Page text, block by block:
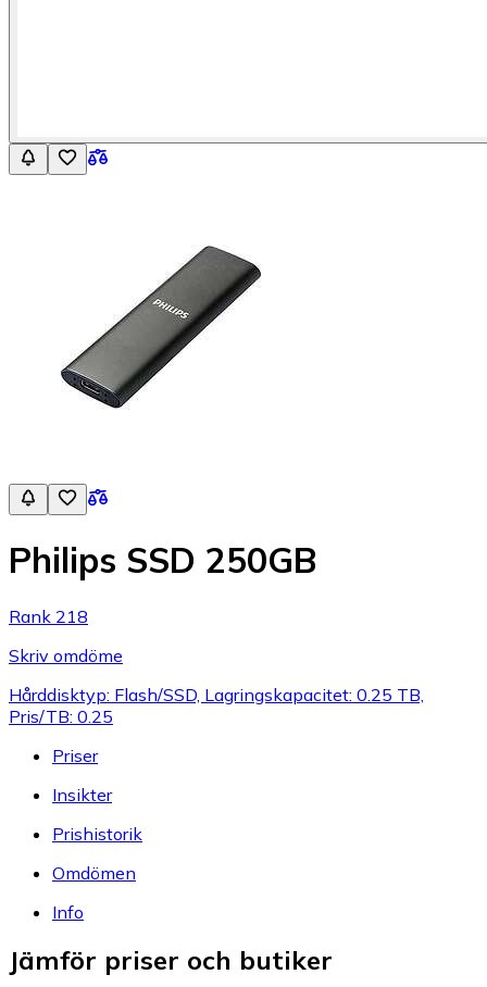
Philips SSD 250GB
Rank 218
Skriv omdöme
Hårddisktyp: Flash/SSD, Lagringskapacitet: 0.25 TB,
Pris/TB: 0.25
Priser
Insikter
Prishistorik
Omdömen
Info
Jämför priser och butiker